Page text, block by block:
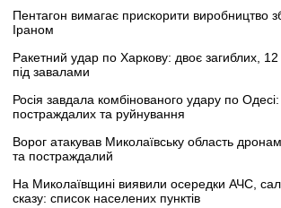
Пентагон вимагає прискорити виробництво
Іраном
Ракетний удар по Харкову: двоє загиблих,
під завалами
Росія завдала комбінованого удару по Одесі:
постраждалих та руйнування
Ворог атакував Миколаївську область
та постраждалий
На Миколаївщині виявили осередки АЧС,
сказу: список населених пунктів